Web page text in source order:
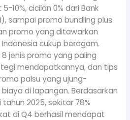
10%, cicilan 0% dari Bank
sampai promo bundling plus
promo yang ditawarkan
cukup beragam.
jenis promo yang paling
mendapatkannya, dan tips
palsu yang ujung-
di lapangan. Berdasarkan
2025, sekitar 78%
di Q4 berhasil mendapat